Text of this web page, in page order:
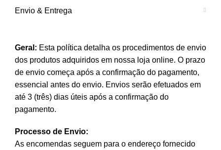
Envio & Entrega
Geral: Esta política detalha os procedimentos de envio
dos produtos adquiridos em nossa loja online. O prazo
de envio começa após a confirmação do pagamento,
essencial antes do envio. Envios serão efetuados em
até 3 (três) dias úteis após a confirmação do
pagamento.
Processo de Envio:
As encomendas seguem para o endereço fornecido